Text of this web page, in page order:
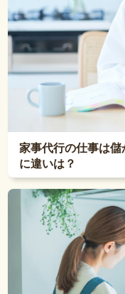
家事代行の仕事は
に違いは？